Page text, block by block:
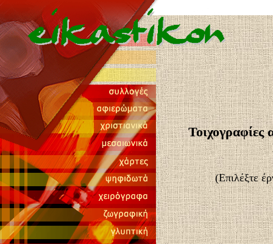
(Επιλέξτε